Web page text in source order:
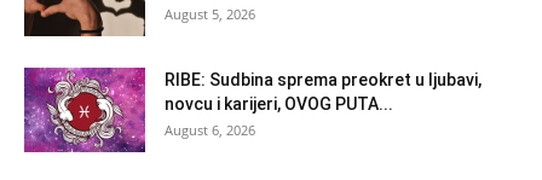
August 5, 2026
RIBE: Sudbina sprema preokret u ljubavi,
novcu i karijeri, OVOG PUTA...
August 6, 2026